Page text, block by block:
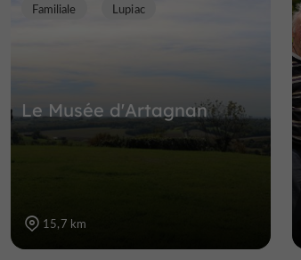
Le Musée d'Artagnan
Familiale Lupiac
15,7 km